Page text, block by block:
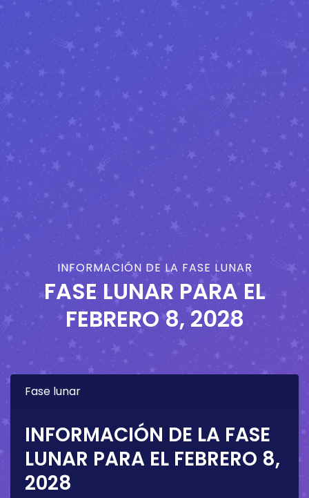
INFORMACIÓN DE LA FASE LUNAR
FASE LUNAR PARA EL
FEBRERO 8, 2028
Fase lunar
INFORMACIÓN DE LA FASE
LUNAR PARA EL FEBRERO 8,
2028